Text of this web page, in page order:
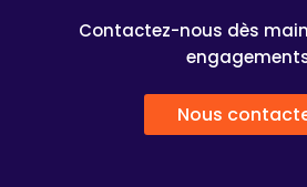
Contactez-nous dès
Nous